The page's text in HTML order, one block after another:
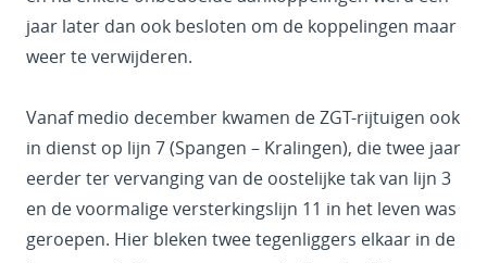
jaar later dan ook besloten om de koppelingen maar
weer te verwijderen.
Vanaf medio december kwamen de ZGT-rijtuigen ook
in dienst op lijn 7 (Spangen – Kralingen), die twee jaar
eerder ter vervanging van de oostelijke tak van lijn 3
en de voormalige versterkingslijn 11 in het leven was
geroepen. Hier bleken twee tegenliggers elkaar in de